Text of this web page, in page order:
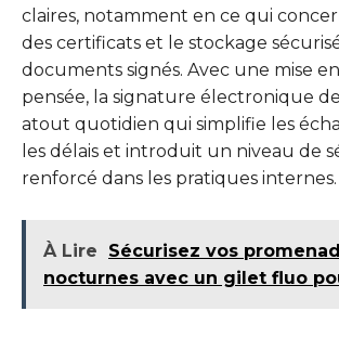
claires, notamment en ce qui
des certificats et le stockage
documents signés. Avec une mise
pensée, la signature électronique
atout quotidien qui simplifie les
les délais et introduit un niveau de
renforcé dans les pratiques internes.
À Lire
Sécurisez vos
nocturnes avec un gilet fluo